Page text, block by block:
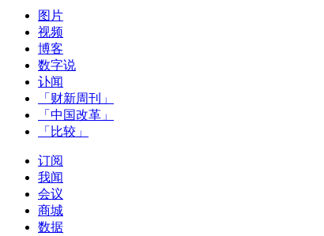
图片
视频
博客
数字说
讣闻
「财新周刊」
「中国改革」
「比较」
订阅
我闻
会议
商城
数据